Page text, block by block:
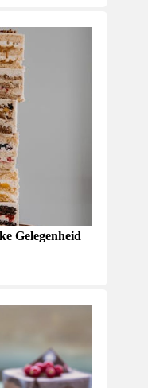
Gelegenheid